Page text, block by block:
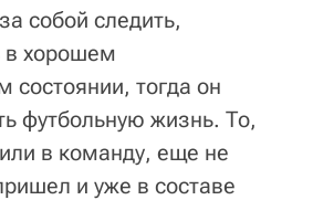
собой следить,
в хорошем
состоянии, тогда он
футбольную жизнь. То,
в команду, еще не
и уже в составе